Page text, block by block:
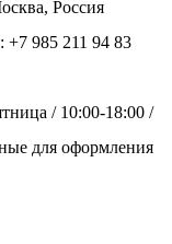
Россия
985 211 94 83
/ 10:00-18:00 /
для оформления